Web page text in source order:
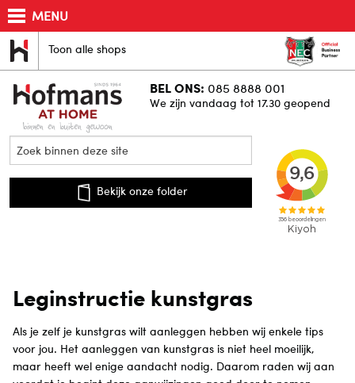
MENU
Toon alle shops
BEL ONS: 085 8888 001
We zijn vandaag tot 17.30 geopend
Bekijk onze folder
Leginstructie kunstgras
Als je zelf je kunstgras wilt aanleggen hebben wij enkele tips
voor jou. Het aanleggen van kunstgras is niet heel moeilijk,
maar heeft wel enige aandacht nodig. Daarom raden wij aan